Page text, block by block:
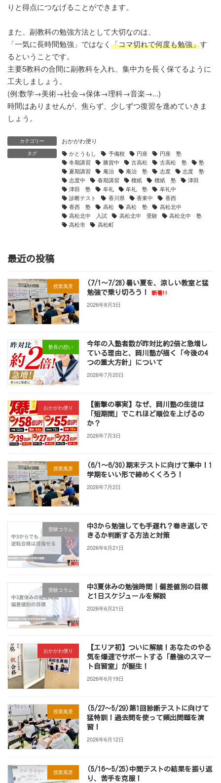
りと得点につなげることができます。
また、副教科の勉強方法として大切なのは、
「一気に長時間勉強」ではなく 「コマ切れで何度も勉強」す
るということです。
主要5教科の合間に副教科を入れ、集中力を長く保てるように
工夫しましょう。
(例:数学→美術→社会→保体→理科→音楽→...)
時間はありませんが、焦らず、少しずつ復習を進めていきま
しょう。
カテゴリー おかがわ便り
タグ かとうもし 予備校 円座
円座 塾
冬期講習
勝賀中 古高松 古高松 塾
塾
夏期講習
庵治 庵治 塾 志度
志度 塾
志度中
春期講習 檀紙 檀紙 塾
津田
津田 塾
牟礼 牟礼 塾
牟礼中
診断テスト
香川県 香東中
香西
香西 塾
高松 高松 塾
高松北中
高松北中 入試
高松北中 受験
高松北中 塾
高松市
高松町
最近の投稿
授業風景
(7/1～7/28)暑い夏を、涼しい教室と猛
勉強で乗り切ろう！
新着!!
2026年8月3日
塾長の想い
今年の入塾者数が昨対比約2倍と急増し
ている理由と、岡川塾が描く「今後の4
つの重大方針」について
2026年7月20日
おかがわ便り
【衝撃の事実】なぜ、岡川塾の生徒は
「短期間」でこれほど順位を上げるの
か？
2026年7月3日
授業風景
(6/1～6/30)期末テストに向けて集中！1
学期をいい形で締めくくろう！
2026年7月2日
受験コラム
中3から勉強しても手遅れ？巻き返しで
きるか判断する方法と対策
2026年6月21日
受験コラム
中3夏休みの勉強時間｜偏差値別の目標
と1日スケジュールを解説
2026年6月21日
おかがわ便り
【エリア初】ついに解禁！あなたのやる
気を爆速でサポートする「最強のスマー
ト自習室」が誕生！
2026年6月19日
授業風景
(5/27～5/29)第1回診断テストに向けて
猛特訓！過去問を使って頻出問題を演
習！
2026年6月12日
授業風景
(5/16～5/25)中間テストの結果を振り返
り、苦手を克服！